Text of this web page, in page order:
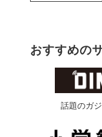
おすすめの
話題のガ